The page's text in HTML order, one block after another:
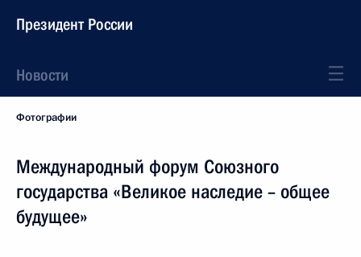
Президент России
Новости
Фотографии
Международный форум Союзного
государства «Великое наследие – общее
будущее»